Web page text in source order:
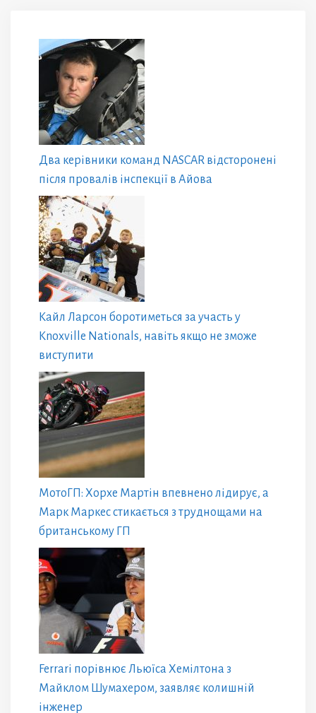
Два керівники команд NASCAR відсторонені
після провалів інспекції в Айова
Кайл Ларсон боротиметься за участь у
Knoxville Nationals, навіть якщо не зможе
виступити
МотоГП: Хорхе Мартін впевнено лідирує, а
Марк Маркес стикається з труднощами на
британському ГП
Ferrari порівнює Льюїса Хемілтона з
Майклом Шумахером, заявляє колишній
інженер